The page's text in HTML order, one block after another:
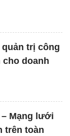
quản trị công
cho doanh
Mạng lưới
trên toàn